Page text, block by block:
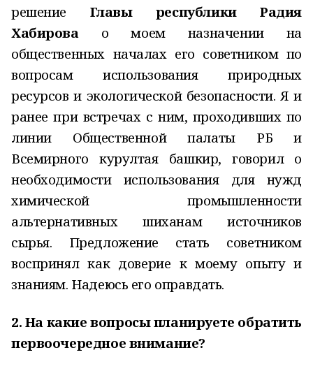
решение Главы республики Радия
Хабировао моем назначении на
общественных началах его советником по
вопросам использования природных
ресурсов и экологической безопасности. Я и
ранее при встречах с ним, проходивших по
линии Общественной палаты РБ и
Всемирного курултая башкир, говорил о
необходимости использования для нужд
химической промышленности
альтернативных шиханам источников
сырья. Предложение стать советником
воспринял как доверие к моему опыту и
знаниям. Надеюсь его оправдать.
2. На какие вопросы планируете обратить
первоочередное внимание?